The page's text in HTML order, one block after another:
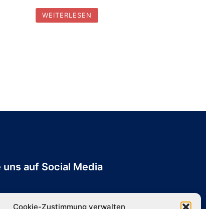
Cookie-Zustimmung verwalten
WEITERLESEN
uns auf Social Media